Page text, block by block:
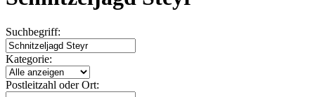
Suchbegriff:
Kategorie:
Postleitzahl oder Ort: